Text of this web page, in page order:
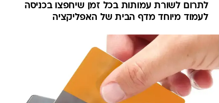
לתרום לשורת עמותות בכל זמן שיחפצו בכניסה
לעמוד מיוחד מדף הבית של האפליקציה